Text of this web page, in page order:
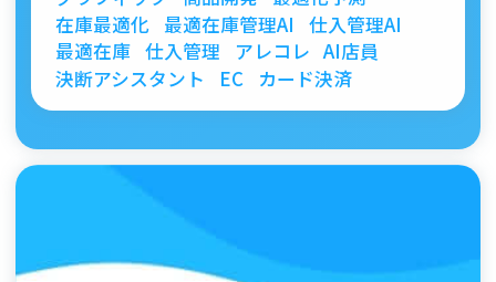
在庫最適化 最適在庫管理AI
仕入管理AI
最適在庫 仕入管理 アレコレ AI店員
決断アシスタント
EC カード決済